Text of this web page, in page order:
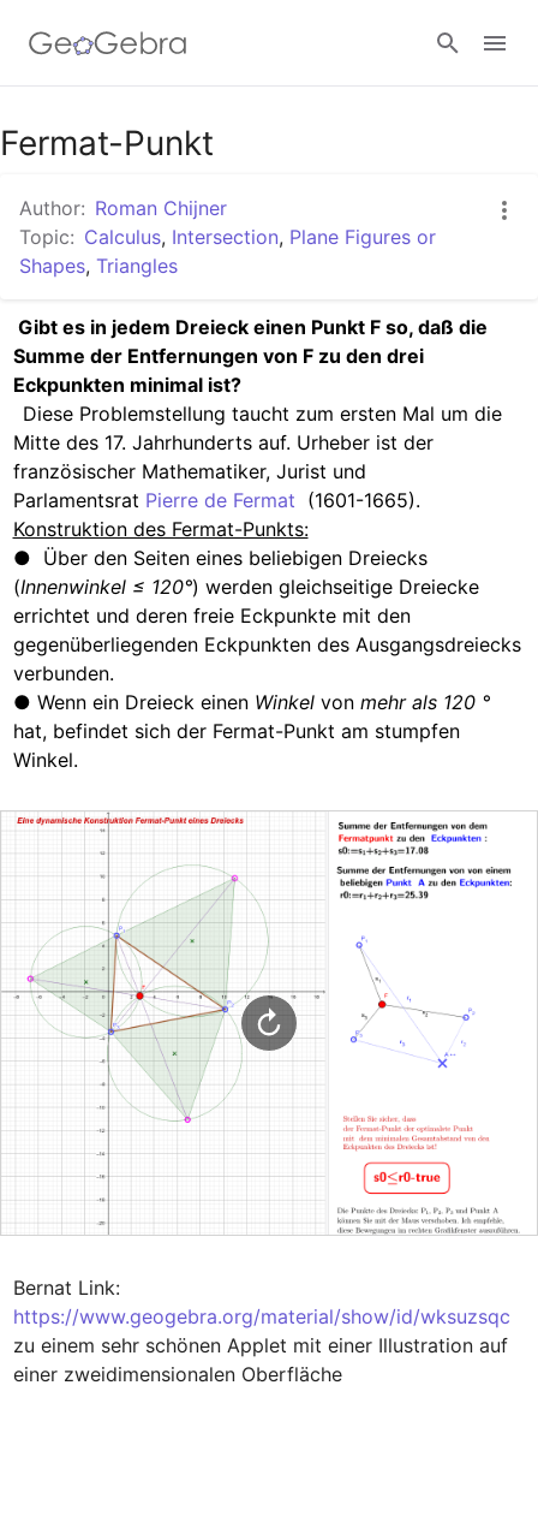
Google Classroom
GeoGebra Classroom
Fermat-Punkt
Author: Roman Chijner
Topic: Calculus, Intersection, Plane Figures or
Shapes, Triangles
Summe der Entfernungen von F zu den drei
Eckpunkten minimal ist?
Diese Problemstellung taucht zum ersten Mal um die
Mitte des 17. Jahrhunderts auf. Urheber ist der
französischer Mathematiker, Jurist und
Parlamentsrat Pierre de Fermat
Konstruktion des Fermat-Punkts:
●  Über den Seiten eines beliebigen Dreiecks
(Innenwinkel ≤ 120°) werden gleichseitige Dreiecke
errichtet und deren freie Eckpunkte mit den
gegenüberliegenden Eckpunkten des Ausgangsdreiecks
verbunden.
● Wenn ein Dreieck einen Winkel von mehr als 120 °
hat, befindet sich der Fermat-Punkt am stumpfen
Winkel.
Bernat Link:
https://www.geogebra.org/material/show/id/wksuzsqc
zu einem sehr schönen Applet mit einer Illustration auf
einer zweidimensionalen Oberfläche